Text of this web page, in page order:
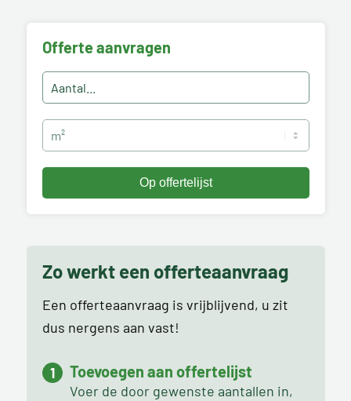
Offerte aanvragen
Zo werkt een offerteaanvraag
Een offerteaanvraag is vrijblijvend, u zit
dus nergens aan vast!
Toevoegen aan offertelijst
Voer de door gewenste aantallen in,